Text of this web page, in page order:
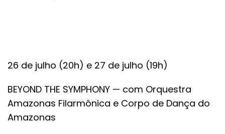
26 de julho (20h) e 27 de julho (19h)
BEYOND THE SYMPHONY — com Orquestra
Amazonas Filarmônica e Corpo de Dança do
Amazonas